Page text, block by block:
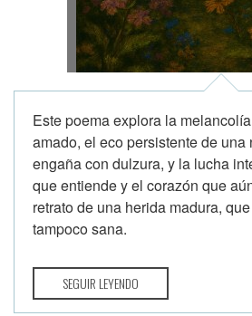
Este poema explora la
amado, el eco persistente de una
engaña con dulzura, y la lucha
que entiende y el corazón que
retrato de una herida madura,
tampoco sana.
SEGUIR LEYENDO